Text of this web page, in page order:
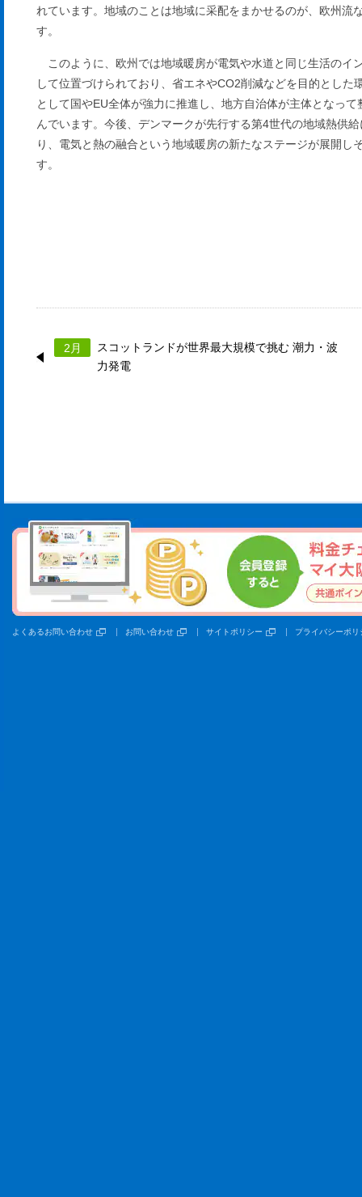
れています。地域のことは地域に采配をまかせるのが、欧州流
す。
このように、欧州では地域暖房が電気や水道と同じ生活のイ
して位置づけられており、省エネやCO2削減などを目的とした
として国やEU全体が強力に推進し、地方自治体が主体となって
んでいます。今後、デンマークが先行する第4世代の地域熱供
り、電気と熱の融合という地域暖房の新たなステージが展開し
す。
2月
スコットランドが世界最大規模で挑む 潮力・波
力発電
よくあるお問い合わせ お問い合わせ サイトポリシー プライバシーポリ